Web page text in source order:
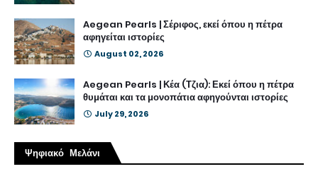
Aegean Pearls | Σέριφος, εκεί όπου η πέτρα
αφηγείται ιστορίες
August 02, 2026
Aegean Pearls | Κέα (Τζια): Εκεί όπου η πέτρα
θυμάται και τα μονοπάτια αφηγούνται ιστορίες
July 29, 2026
Ψηφιακό Μελάνι